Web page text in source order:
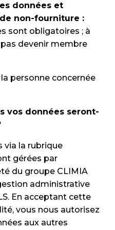
données et
non-fourniture :
sont obligatoires ; à
devenir membre
la personne concernée
vos données seront-
via la rubrique
gérées par
du groupe CLIMIA
administrative
En acceptant cette
vous nous autorisez
aux autres